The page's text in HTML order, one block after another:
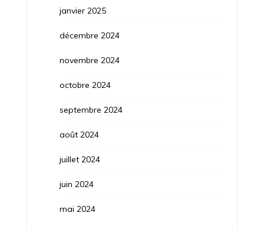
janvier 2025
décembre 2024
novembre 2024
octobre 2024
septembre 2024
août 2024
juillet 2024
juin 2024
mai 2024